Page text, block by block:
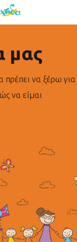
μας
να ξέρω για
να είμαι